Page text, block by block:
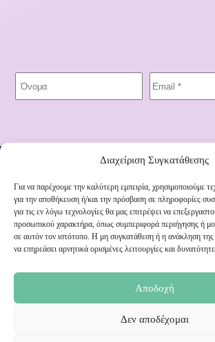
Διαχείριση Συγκατάθεσης
Για να παρέχουμε την καλύτερη εμπειρία, χρησιμοποιούμε
για την αποθήκευση ή/και την πρόσβαση σε πληροφορίες
για τις εν λόγω τεχνολογίες θα μας επιτρέψει να
προσωπικού χαρακτήρα, όπως συμπεριφορά περιήγησης ή
σε αυτόν τον ιστότοπο. Η μη συγκατάθεση ή η ανάκληση
να επηρεάσει αρνητικά ορισμένες λειτουργίες και
Αποδοχή
Δεν αποδέχομαι
1821 91, Ηράκλειο 712 01
2810 335 011
Email:
sales@malenashop.gr